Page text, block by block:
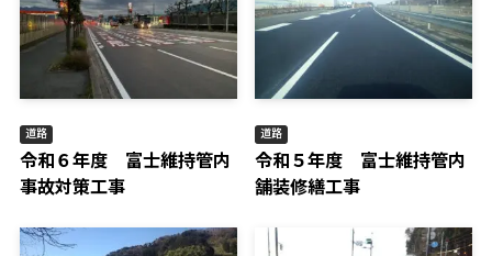
道路
令和６年度 富士維持管内
事故対策工事
道路
令和５年度 富士維持管内
舗装修繕工事